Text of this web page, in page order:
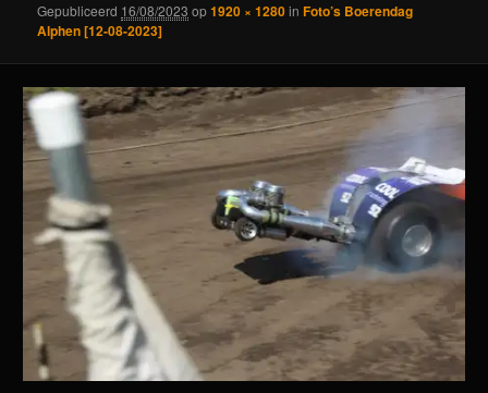
Gepubliceerd 16/08/2023 op1920 × 1280inFoto’s Boerendag
Alphen [12-08-2023]